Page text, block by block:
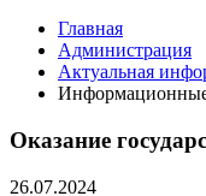
Главная
Администрация
Актуальная
Оказание
26.07.2024